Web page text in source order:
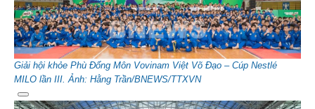
Giải hội khỏe Phù Đổng Môn Vovinam Việt Võ Đạo – Cúp Nestlé
MILO lần III. Ảnh: Hằng Trần/BNEWS/TTXVN